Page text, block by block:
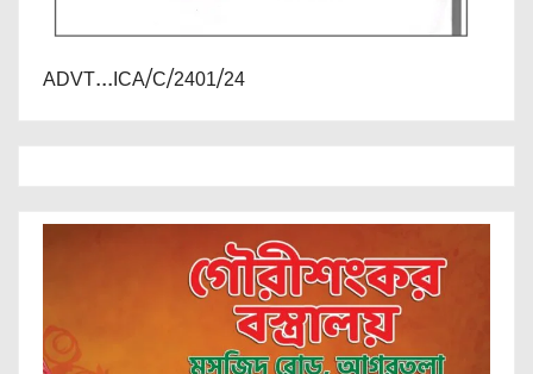
ADVT...ICA/C/2401/24